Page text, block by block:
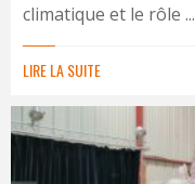
climatique et le rôle ...
LIRE LA SUITE